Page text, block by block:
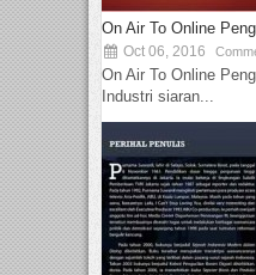
On Air To Online
Oct 06, 2016
On Air To Online
Industri siaran...